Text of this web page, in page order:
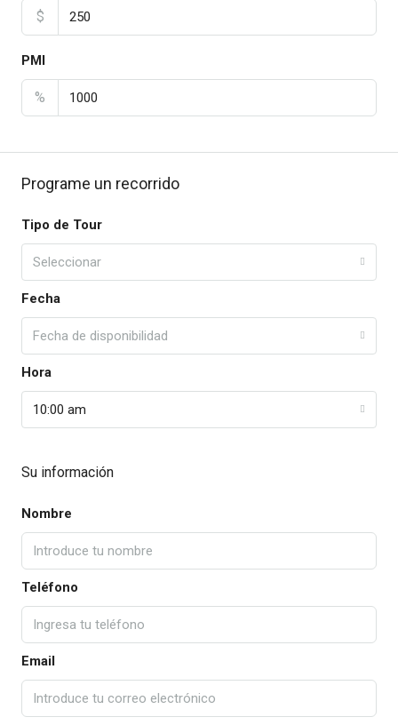
$
PMI
%
Programe un recorrido
Tipo de Tour
Seleccionar
Fecha
Fecha de disponibilidad
Hora
10:00 am
Su información
Nombre
Teléfono
Email